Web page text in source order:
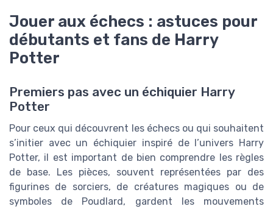
Jouer aux échecs : astuces pour
débutants et fans de Harry
Potter
Premiers pas avec un échiquier Harry
Potter
Pour ceux qui découvrent les échecs ou qui souhaitent
s’initier avec un échiquier inspiré de l’univers Harry
Potter, il est important de bien comprendre les règles
de base. Les pièces, souvent représentées par des
figurines de sorciers, de créatures magiques ou de
symboles de Poudlard, gardent les mouvements